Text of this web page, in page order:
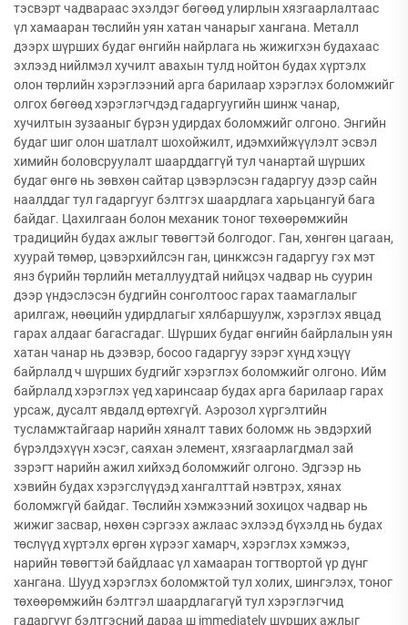
тэсвэрт чадвараас эхэлдэг бөгөөд улирлын хязгаарлалтаас
үл хамааран төслийн уян хатан чанарыг хангана. Металл
дээрх шүрших будаг өнгийн найрлага нь жижигхэн будахаас
эхлээд нийлмэл хучилт авахын тулд нойтон будах хүртэлх
олон төрлийн хэрэглээний арга барилаар хэрэглэх боломжийг
олгох бөгөөд хэрэглэгчдэд гадаргуугийн шинж чанар,
хучилтын зузааныг бүрэн удирдах боломжийг олгоно. Энгийн
будаг шиг олон шатлалт шохойжилт, идэмхийжүүлэлт эсвэл
химийн боловсруулалт шаарддаггүй тул чанартай шүрших
будаг өнгө нь зөвхөн сайтар цэвэрлэсэн гадаргуу дээр сайн
наалддаг тул гадаргууг бэлтгэх шаардлага харьцангуй бага
байдаг. Цахилгаан болон механик тоног төхөөрөмжийн
традицийн будах ажлыг төвөгтэй болгодог. Ган, хөнгөн цагаан,
хуурай төмөр, цэвэрхийлсэн ган, цинкжсэн гадаргуу гэх мэт
янз бүрийн төрлийн металлуудтай нийцэх чадвар нь суурин
дээр үндэслэсэн будгийн сонголтоос гарах таамаглалыг
арилгаж, нөөцийн удирдлагыг хялбаршуулж, хэрэглэх явцад
гарах алдааг багасгадаг. Шүрших будаг өнгийн байрлалын уян
хатан чанар нь дээвэр, босоо гадаргуу зэрэг хүнд хэцүү
байрлалд ч шүрших будгийг хэрэглэх боломжийг олгоно. Ийм
байрлалд хэрэглэх үед харинсаар будах арга барилаар гарах
урсаж, дусалт явдалд өртөхгүй. Аэрозол хүргэлтийн
тусламжтайгаар нарийн хяналт тавих боломж нь эвдэрхий
бүрэлдэхүүн хэсэг, саяхан элемент, хязгаарлагдмал зай
зэрэгт нарийн ажил хийхэд боломжийг олгоно. Эдгээр нь
хэвийн будах хэрэгслүүдэд хангалттай нэвтрэх, хянах
боломжгүй байдаг. Төслийн хэмжээний зохицох чадвар нь
жижиг засвар, нөхөн сэргээх ажлаас эхлээд бүхэлд нь будах
төслүүд хүртэлх өргөн хүрээг хамарч, хэрэглэх хэмжээ,
нарийн төвөгтэй байдлаас үл хамааран тогтвортой үр дүнг
хангана. Шууд хэрэглэх боломжтой тул холих, шингэлэх, тоног
төхөөрөмжийн бэлтгэл шаардлагагүй тул хэрэглэгчид
гадаргууг бэлтгэсний дараа ш immediately шүрших ажлыг